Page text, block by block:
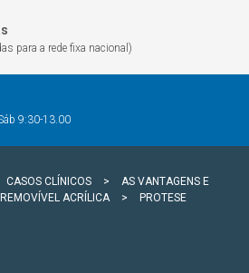
para a rede fixa nacional)
9:30-13.00
CASOS CLÍNICOS >
AS VANTAGENS E
ACRÍLICA
> PROTESE